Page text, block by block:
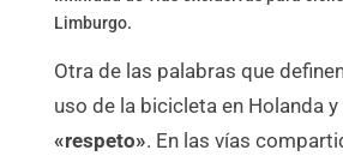
Limburgo.
Otra de las palabras que
uso de la bicicleta en Holanda
«respeto». En las vías